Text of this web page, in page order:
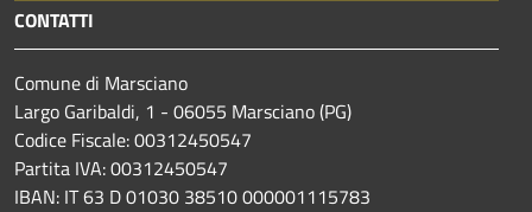
CONTATTI
Comune di Marsciano
Largo Garibaldi, 1 - 06055 Marsciano (PG)
Codice Fiscale: 00312450547
Partita IVA: 00312450547
IBAN: IT 63 D 01030 38510 000001115783